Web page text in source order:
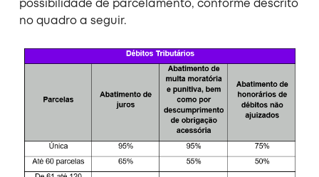
possibilidade de parcelamento, conforme descrito
no quadro a seguir.